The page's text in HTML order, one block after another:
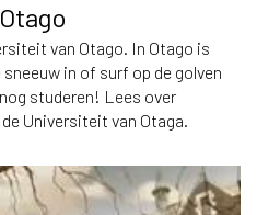
van Otago. In Otago is
in of surf op de golven
studeren! Lees over
Universiteit van Otaga.